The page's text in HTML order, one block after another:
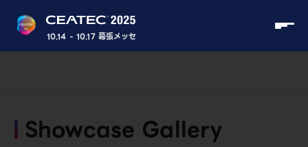
10.14 - 10.17 幕張メッセ
Showcase Gallery